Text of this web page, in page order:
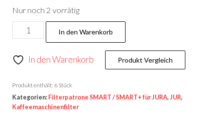
Nur noch 2 vorrätig
Jura
24233
Claris
Smart+
|
Smart
In den Warenkorb
In den Warenkorb Produkt Vergleich
Produkt enthält: 6 Stück
Kategorien: Filterpatrone SMART / SMART+ für JURA, JUR,
Kaffeemaschinenfilter